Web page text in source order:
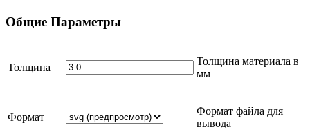
Общие Параметры
Толщина
Толщина материала в
мм
Формат
Формат файла для
вывода